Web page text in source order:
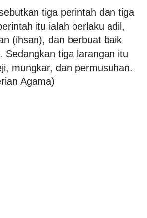
tiga perintah dan tiga
itu ialah berlaku adil,
(ihsan), dan berbuat baik
Sedangkan tiga larangan itu
mungkar, dan permusuhan.
Agama)